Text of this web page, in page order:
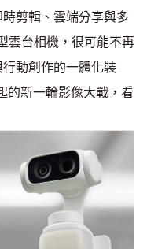
剪輯、雲端分享與多
雲台相機，很可能不再
動創作的一體化裝
新一輪影像大戰，看